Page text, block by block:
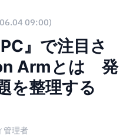
09:00)
』で注目さ
Armとは 発
を整理する
管理者